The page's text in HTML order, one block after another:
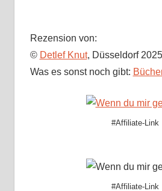
Rezension von:
© Detlef Knut, Düsseldorf 2025
Was es sonst noch gibt:
#Affiliate-Link
#Affiliate-Link